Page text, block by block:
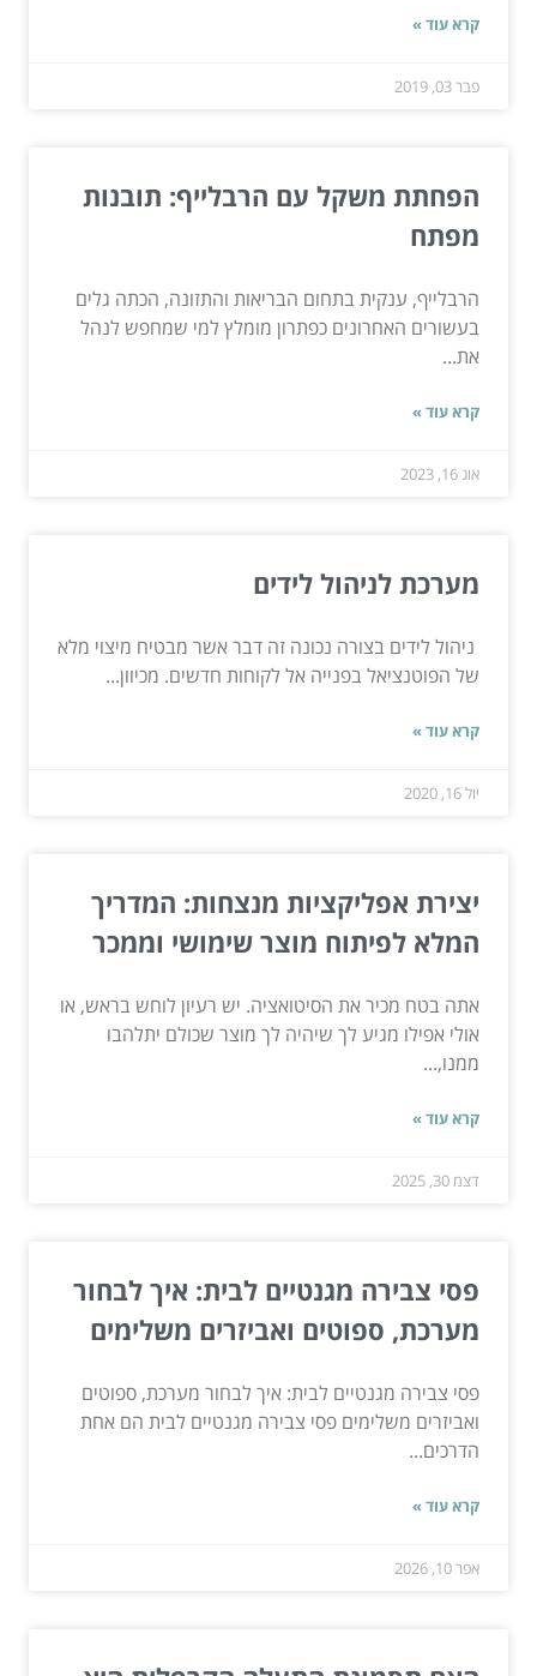
קרא עוד »
פבר 03, 2019
הפחתת משקל עם הרבלייף: תובנות
מפתח
הרבלייף, ענקית בתחום הבריאות והתזונה, הכתה גלים
בעשורים האחרונים כפתרון מומלץ למי שמחפש לנהל
את...
קרא עוד »
אוג 16, 2023
מערכת לניהול לידים
ניהול לידים בצורה נכונה זה דבר אשר מבטיח מיצוי מלא
של הפוטנציאל בפנייה אל לקוחות חדשים. מכיוון...
קרא עוד »
יול 16, 2020
יצירת אפליקציות מנצחות: המדריך
המלא לפיתוח מוצר שימושי וממכר
אתה בטח מכיר את הסיטואציה. יש רעיון לוחש בראש, או
אולי אפילו מגיע לך שיהיה לך מוצר שכולם יתלהבו
ממנו,...
קרא עוד »
דצמ 30, 2025
פסי צבירה מגנטיים לבית: איך לבחור
מערכת, ספוטים ואביזרים משלימים
פסי צבירה מגנטיים לבית: איך לבחור מערכת, ספוטים
ואביזרים משלימים פסי צבירה מגנטיים לבית הם אחת
הדרכים...
קרא עוד »
אפר 10, 2026